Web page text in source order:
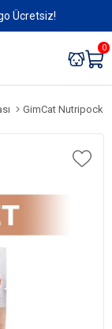
Ücretsiz!
0
GimCat Nutripockets